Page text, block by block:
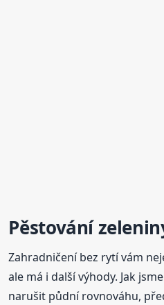
Pěstování
Zahradničení bez rytí vám
ale má i další výhody. Jak
narušit půdní rovnováhu,